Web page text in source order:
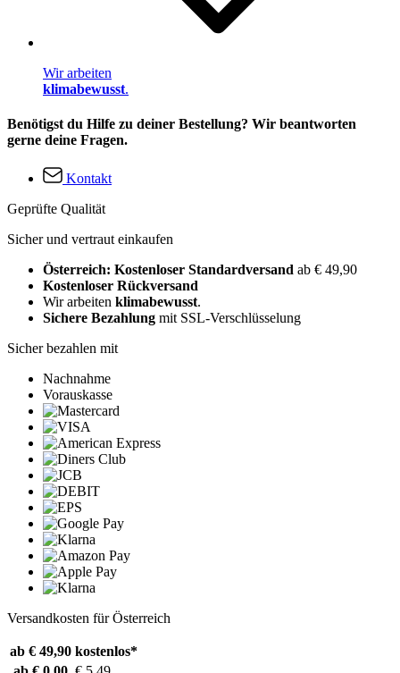
Wir arbeiten
klimabewusst.
Benötigst du Hilfe zu deiner Bestellung? Wir beantworten
gerne deine Fragen.
Kontakt
Geprüfte Qualität
Sicher und vertraut einkaufen
Österreich: Kostenloser Standardversand ab € 49,90
Kostenloser Rückversand
Wir arbeiten klimabewusst.
Sichere Bezahlung mit SSL-Verschlüsselung
Sicher bezahlen mit
Nachnahme
Vorauskasse
Versandkosten für Österreich
ab € 49,90 kostenlos*